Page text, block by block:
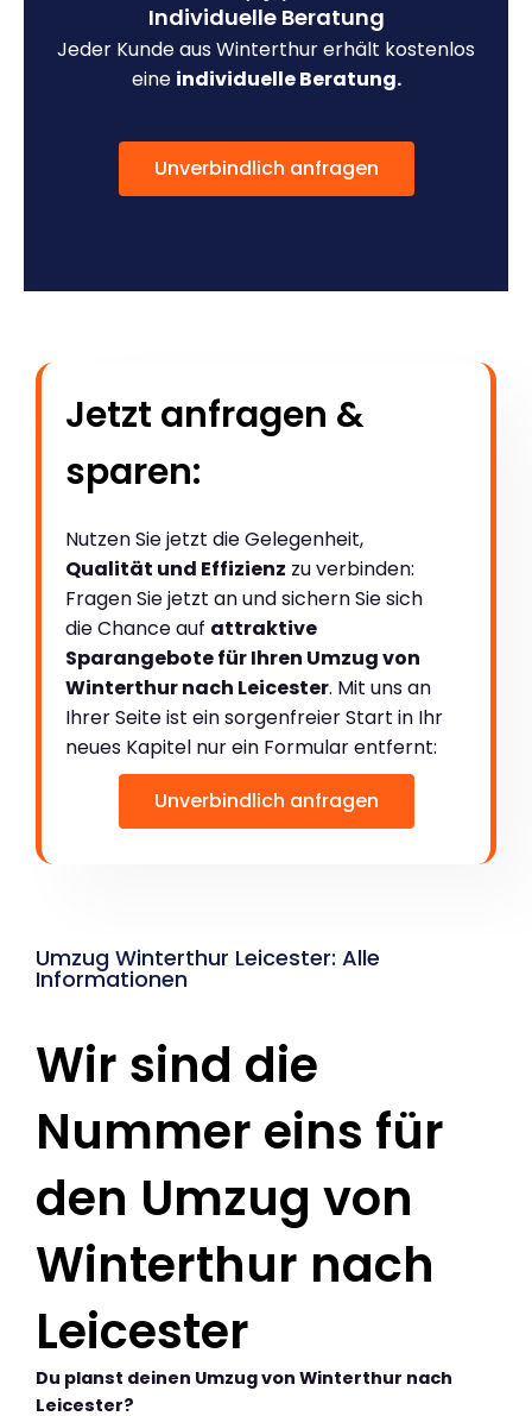
Individuelle Beratung
Jeder Kunde aus Winterthur erhält kostenlos
eine individuelle Beratung.
Unverbindlich anfragen
Jetzt anfragen &
sparen:
Nutzen Sie jetzt die Gelegenheit,
Qualität und Effizienz zu verbinden:
Fragen Sie jetzt an und sichern Sie sich
die Chance auf attraktive
Sparangebote für Ihren Umzug von
Winterthur nach Leicester. Mit uns an
Ihrer Seite ist ein sorgenfreier Start in Ihr
neues Kapitel nur ein Formular entfernt:
Unverbindlich anfragen
Umzug Winterthur Leicester: Alle
Informationen
Wir sind die
Nummer eins für
den Umzug von
Winterthur nach
Leicester
Du planst deinen Umzug von Winterthur nach
Leicester?